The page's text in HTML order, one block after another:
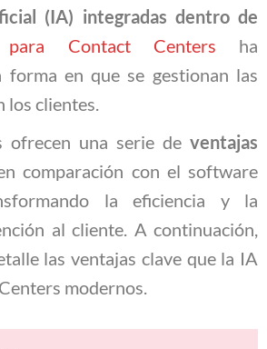
(IA) integradas dentro de
para Contact Centers ha
forma en que se gestionan las
los clientes.
ofrecen una serie de ventajas
comparación con el software
la eficiencia y la
al cliente. A continuación,
las ventajas clave que la IA
modernos.